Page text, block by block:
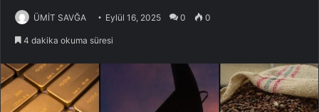
ÜMİT SAVĞA Eylül 16, 2025 0 0
4 dakika okuma süresi